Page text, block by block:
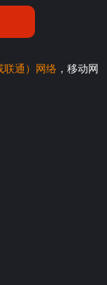
联通）网络 ，移动网